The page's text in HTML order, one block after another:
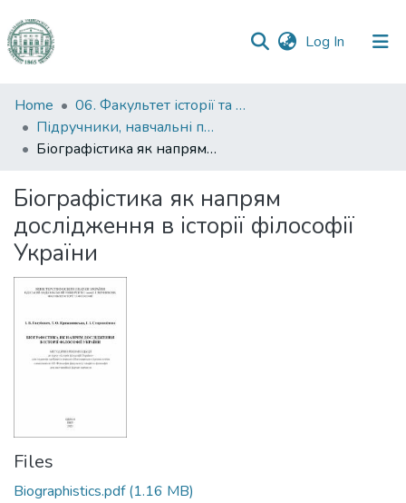
Log In (current)
Communities
&
Collections
Statistics
Home
06. Факультет історії та філософії
Підручники, навчальні посібники та інші науково- та навчально-методичні праці ФІФ
Біографістика як напрям дослідження в історії філософії України
Біографістика як напрям
дослідження в історії філософії
України
Files
Biographistics.pdf(1.16 MB)